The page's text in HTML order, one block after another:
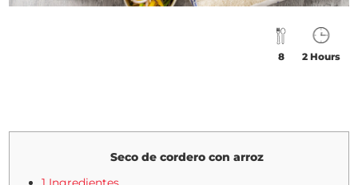
8 2 Hours
Seco de cordero con arroz